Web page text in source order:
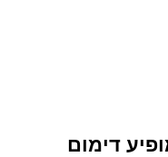
דימום